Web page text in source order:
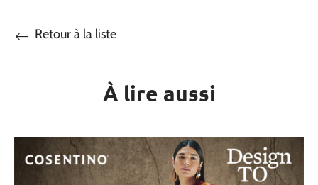
Retour à la liste
À lire aussi